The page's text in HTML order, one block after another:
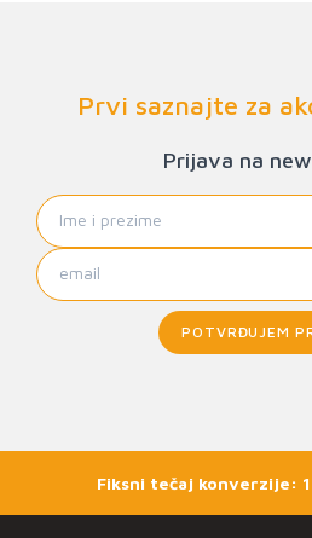
Prvi saznajte za
Prijava na
POTVRĐUJEM
Fiksni tečaj konverzije: